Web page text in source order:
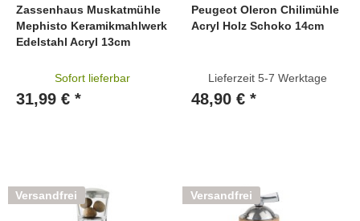
Zassenhaus Muskatmühle
Mephisto Keramikmahlwerk
Edelstahl Acryl 13cm
Sofort lieferbar
31,99 € *
Peugeot Oleron Chilimühle
Acryl Holz Schoko 14cm
Lieferzeit 5-7 Werktage
48,90 € *
Versandfrei Versandfrei